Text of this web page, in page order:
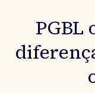
PGBL